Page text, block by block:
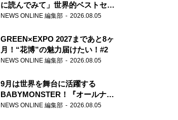
に読んでみて」世界的ベストセラ
ー『アナスタシア』を紹介
NEWS ONLINE 編集部 2026.08.05
GREEN×EXPO 2027まであと8ヶ
月！“花博”の魅力届けたい！#2
NEWS ONLINE 編集部 2026.08.05
9月は世界を舞台に活躍する
BABYMONSTER！『オールナイ
トニッポンPODCAST』月替わり
NEWS ONLINE 編集部 2026.08.05